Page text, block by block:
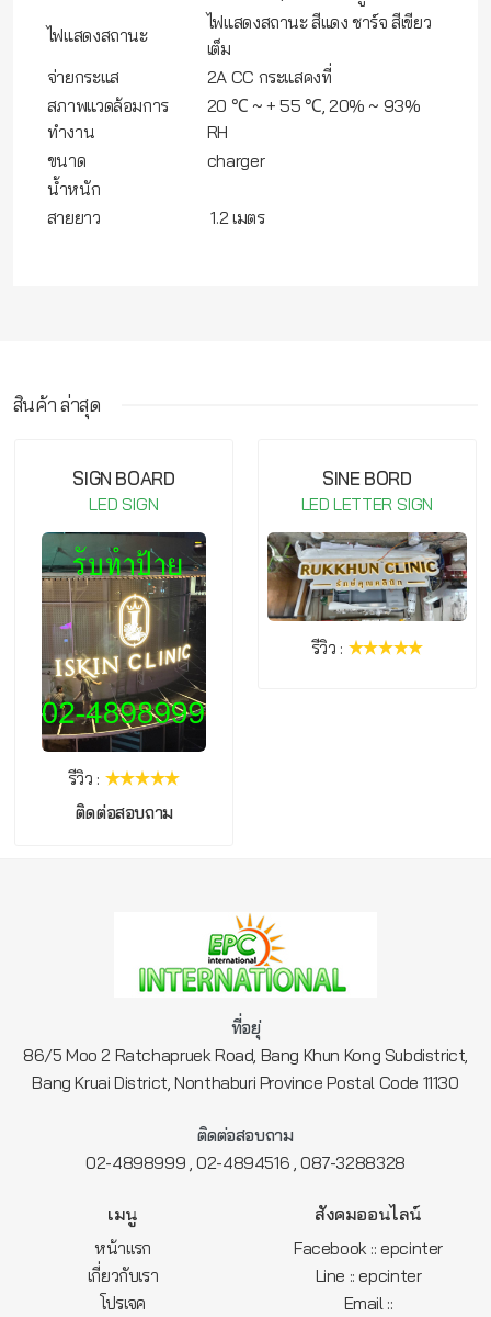
ไฟแสดงสถานะ
ไฟแสดงสถานะ สีแดง ชาร์จ สีเขียว
เต็ม
จ่ายกระแส
2A CC กระแสคงที่
สภาพแวดล้อมการ
ทำงาน
20 ℃ ~ + 55 ℃, 20% ~ 93%
RH
ขนาด
charger
น้ำหนัก
สายยาว
1.2 เมตร
สินค้า ล่าสุด
SIGN BOARD
LED SIGN
รีวิว :
ติดต่อสอบถาม
SINE BORD
LED LETTER SIGN
รีวิว :
ที่อยุ่
86/5 Moo 2 Ratchapruek Road, Bang Khun Kong Subdistrict,
Bang Kruai District, Nonthaburi Province Postal Code 11130
ติดต่อสอบถาม
02-4898999 ,02-4894516 ,087-3288328
เมนู
หน้าแรก
เกี่ยวกับเรา
โปรเจค
สังคมออนไลน์
Facebook :: epcinter
Line :: epcinter
Email ::